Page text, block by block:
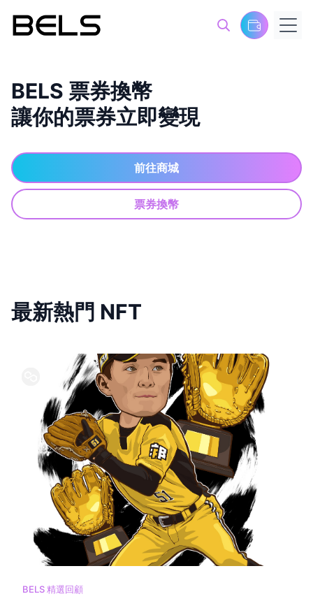
BELS 票券換幣
讓你的票券立即變現
前往商城
票券換幣
最新熱門 NFT
BELS 精選回顧